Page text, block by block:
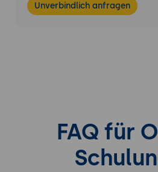
Unverbindlich anfragen
FAQ für